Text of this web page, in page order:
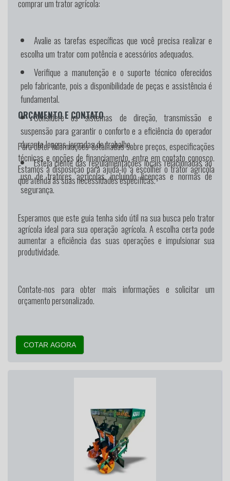
comprar um trator agrícola:
Avalie as tarefas específicas que você precisa realizar e
escolha um trator com potência e acessórios adequados.
Verifique a manutenção e o suporte técnico oferecidos
pelo fabricante, pois a disponibilidade de peças e assistência é
fundamental.
Considere os sistemas de direção, transmissão e
suspensão para garantir o conforto e a eficiência do operador
durante longas jornadas de trabalho.
Esteja ciente das regulamentações locais relacionadas ao
uso de tratores agrícolas, incluindo licenças e normas de
segurança.
ORÇAMENTO E CONTATO
Para obter informações detalhadas sobre preços, especificações
técnicas e opções de financiamento, entre em contato conosco.
Estamos à disposição para ajudá-lo a escolher o trator agrícola
que atenda às suas necessidades específicas.
Esperamos que este guia tenha sido útil na sua busca pelo trator
agrícola ideal para sua operação agrícola. A escolha certa pode
aumentar a eficiência das suas operações e impulsionar sua
produtividade.
Contate-nos para obter mais informações e solicitar um
orçamento personalizado.
COTAR AGORA